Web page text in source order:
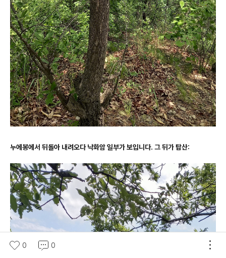
누에봉에서 뒤돌아 내려오다 낙화암 일부가 보입니다. 그 뒤가 탑산:
0 0